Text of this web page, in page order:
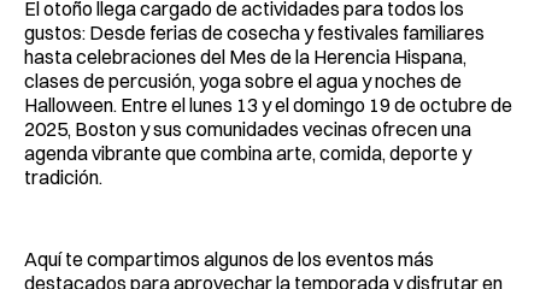
El otoño llega cargado de actividades para todos los
gustos: Desde ferias de cosecha y festivales familiares
hasta celebraciones del Mes de la Herencia Hispana,
clases de percusión, yoga sobre el agua y noches de
Halloween. Entre el lunes 13 y el domingo 19 de octubre de
2025, Boston y sus comunidades vecinas ofrecen una
agenda vibrante que combina arte, comida, deporte y
tradición.
Aquí te compartimos algunos de los eventos más
destacados para aprovechar la temporada y disfrutar en